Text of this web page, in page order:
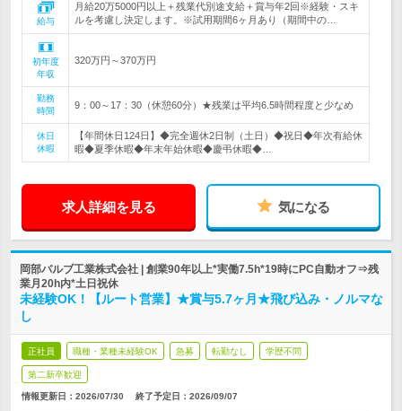
給与
月給20万5000円以上＋残業代別途支給＋賞与年2回※経験・スキ
ルを考慮し決定します。※試用期間6ヶ月あり（期間中の…
初年度
年収
320万円～370万円
勤務
時間
9：00～17：30（休憩60分）★残業は平均6.5時間程度と少なめ
休日
休暇
【年間休日124日】◆完全週休2日制（土日）◆祝日◆年次有給休
暇◆夏季休暇◆年末年始休暇◆慶弔休暇◆…
求人詳細を見る 気になる
岡部バルブ工業株式会社 | 創業90年以上*実働7.5h*19時にPC自動オフ⇒残
業月20h内*土日祝休
未経験OK！【ルート営業】★賞与5.7ヶ月★飛び込み・ノルマな
し
正社員 職種・業種未経験OK 急募 転勤なし 学歴不問
第二新卒歓迎
情報更新日：2026/07/30 終了予定日： 2026/09/07